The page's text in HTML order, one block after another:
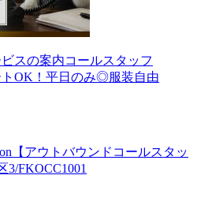
スの案内コールスタッフ
OK！平日のみ◎服装自由
【アウトバウンドコールスタッ
3/FKOCC1001